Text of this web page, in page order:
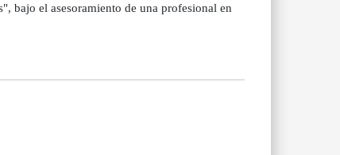
bajo el asesoramiento de una profesional en